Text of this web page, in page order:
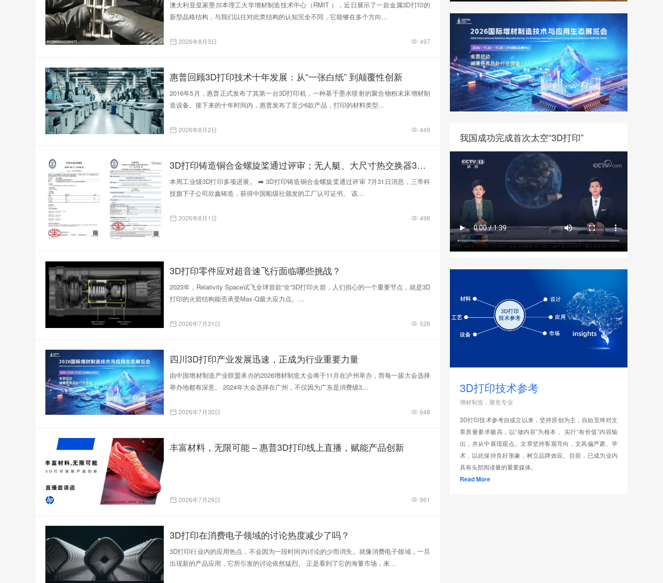
澳大利亚皇家墨尔本理工大学增材制造技术中心（RMIT ），近日展示了一款金属3D打印的
新型晶格结构，与我们以往对此类结构的认知完全不同，它能够在多个方向…
2026年8月3日 497
惠普回顾3D打印技术十年发展：从“一张白纸” 到颠覆性创新
2016年5月，惠普正式发布了其第一台3D打印机，一种基于墨水喷射的聚合物粉末床增材制
造设备。接下来的十年时间内，惠普发布了至少6款产品，打印的材料类型…
2026年8月2日 449
3D打印铸造铜合金螺旋桨通过评审；无人艇、大尺寸热交换器3D打印；人民网报道两家3D打印企业
本周工业级3D打印多项进展。 ➡️ 3D打印铸造铜合金螺旋桨通过评审 7月31日消息，三帝科
技旗下子公司欣鑫铸造，获得中国船级社颁发的工厂认可证书。 该…
2026年8月1日 498
3D打印零件应对超音速飞行面临哪些挑战？
2023年，Relativity Space试飞全球首款“全”3D打印火箭，人们担心的一个重要节点，就是3D
打印的火箭结构能否承受Max-Q最大应力点。…
2026年7月31日 526
四川3D打印产业发展迅速，正成为行业重要力量
由中国增材制造产业联盟承办的2026增材制造大会将于11月在泸州举办，而每一届大会选择
举办地都有深意。 2024年大会选择在广州，不仅因为广东是消费级3…
2026年7月30日 648
丰富材料，无限可能 – 惠普3D打印线上直播，赋能产品创新
2026年7月29日 961
3D打印在消费电子领域的讨论热度减少了吗？
3D打印行业内的应用热点，不会因为一段时间内讨论的少而消失。就像消费电子领域，一旦
出现新的产品应用，它所引发的讨论依然猛烈。 正是看到了它的海量市场，来…
我国成功完成首次太空“3D打印”
3D打印技术参考
增材制造，聚焦专业
3D打印技术参考自成立以来，坚持原创为主，自始至终对文
章质量要求极高，以“做内容”为根本， 实行“有价值”内容输
出，并从中展现观点。文章坚持客观导向，文风偏严肃、学
术，以此保持良好形象，树立品牌效应。目前，已成为业内
具有头部阅读量的重要媒体。
Read More